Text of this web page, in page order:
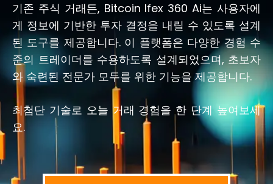
기존 주식 거래든, Bitcoin Ifex 360 Ai는 사용자에
게 정보에 기반한 투자 결정을 내릴 수 있도록 설계
된 도구를 제공합니다. 이 플랫폼은 다양한 경험 수
준의 트레이더를 수용하도록 설계되었으며, 초보자
와 숙련된 전문가 모두를 위한 기능을 제공합니다.
최첨단 기술로 오늘 거래 경험을 한 단계 높여보세
요.